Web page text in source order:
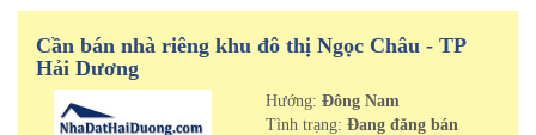
Cần bán nhà riêng khu đô thị Ngọc Châu - TP
Hải Dương
Hướng: Đông Nam
Tình trạng: Đang đăng bán